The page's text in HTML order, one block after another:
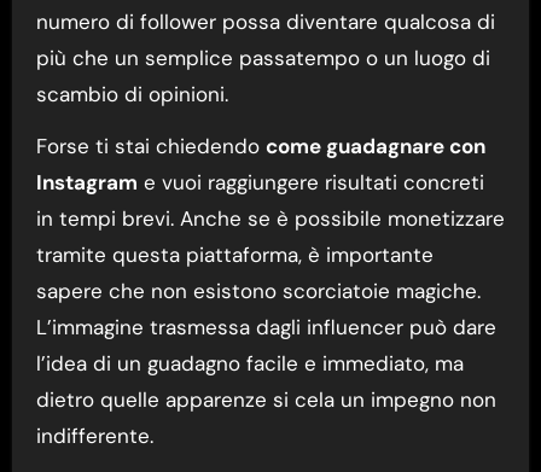
numero di follower possa diventare qualcosa di
più che un semplice passatempo o un luogo di
scambio di opinioni.
Forse ti stai chiedendo come guadagnare con
Instagram e vuoi raggiungere risultati concreti
in tempi brevi. Anche se è possibile monetizzare
tramite questa piattaforma, è importante
sapere che non esistono scorciatoie magiche.
L’immagine trasmessa dagli influencer può dare
l’idea di un guadagno facile e immediato, ma
dietro quelle apparenze si cela un impegno non
indifferente.